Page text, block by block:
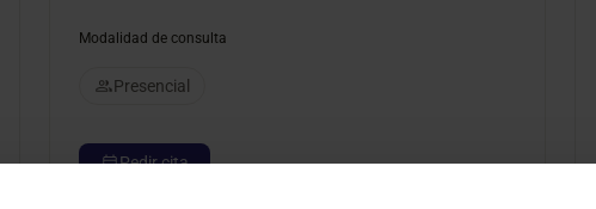
Modalidad de consulta
Presencial
Pedir cita